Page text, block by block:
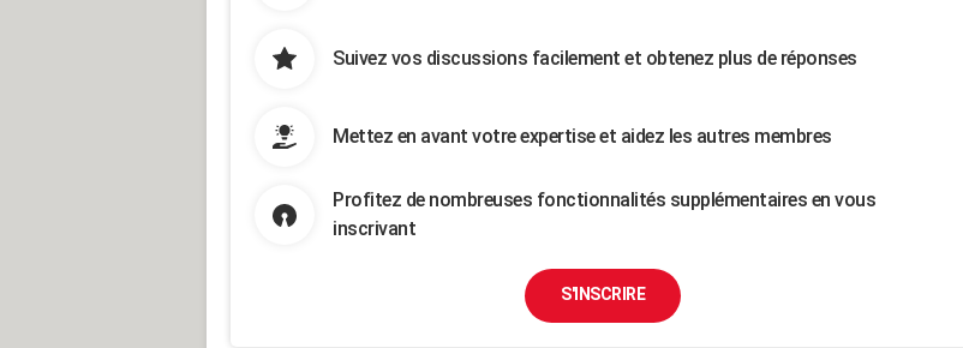
Suivez vos discussions facilement et obtenez plus de réponses
Mettez en avant votre expertise et aidez les autres membres
Profitez de nombreuses fonctionnalités supplémentaires en vous
inscrivant
S'INSCRIRE